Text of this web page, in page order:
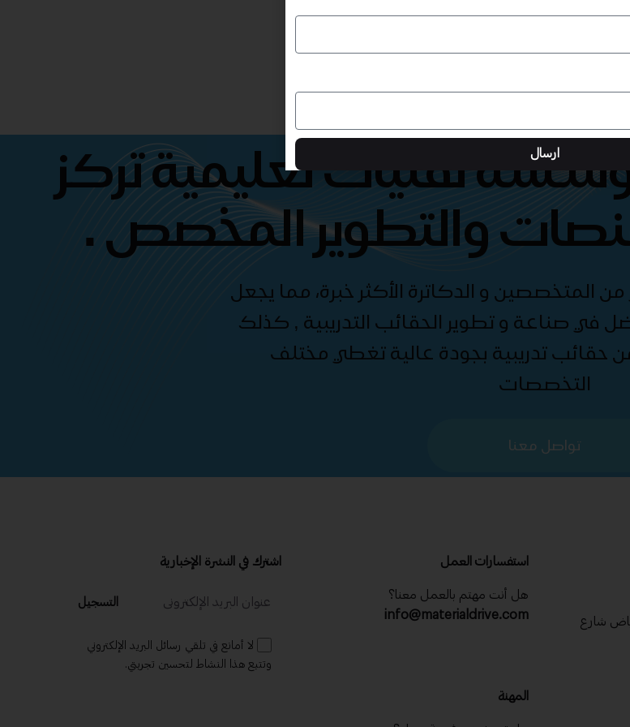
تقنيات تعليمية تركز
والتطوير المخصص .
المتخصصين و الدكاترة الأكثر خبرة، مما يجعل
في صناعة و تطوير الحقائب التدريبية , كذلك
حقائب تدريبية بجودة عالية تغطي مختلف
التخصصات
تواصل معنا
شارع
استفسارات العمل
هل أنت مهتم بالعمل معنا؟
info@materialdrive.com
المهنة
اشترك في النشرة الإخبارية
التسجيل
لا أمانع في تلقي رسائل البريد الإلكتروني
وتتبع هذا النشاط لتحسين تجربتي.
ارسال